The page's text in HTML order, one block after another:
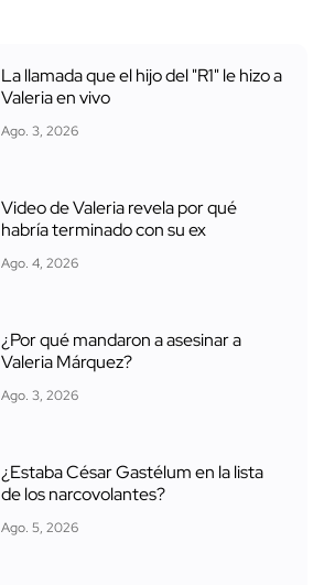
La llamada que el hijo del "R1" le hizo a
Valeria en vivo
Ago. 3, 2026
Video de Valeria revela por qué
habría terminado con su ex
Ago. 4, 2026
¿Por qué mandaron a asesinar a
Valeria Márquez?
Ago. 3, 2026
¿Estaba César Gastélum en la lista
de los narcovolantes?
Ago. 5, 2026